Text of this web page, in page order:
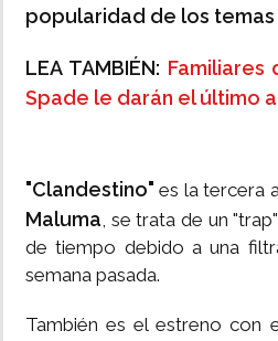
popularidad de los temas
LEA TAMBIÉN: Familiares
Spade le darán el último
"Clandestino" es la tercera
Maluma, se trata de un
de tiempo debido a una
semana pasada.
También es el estreno con